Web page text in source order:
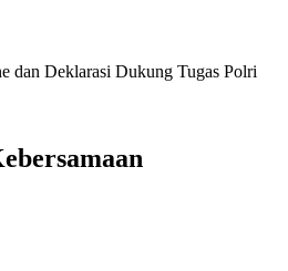
dan Deklarasi Dukung Tugas Polri